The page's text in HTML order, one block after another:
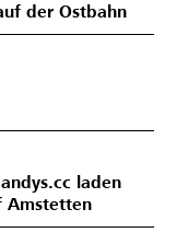
der Ostbahn
laden
Amstetten